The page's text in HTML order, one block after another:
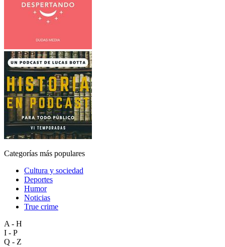
Categorías más populares
Cultura y sociedad
Deportes
Humor
Noticias
True crime
A - H
I - P
Q - Z